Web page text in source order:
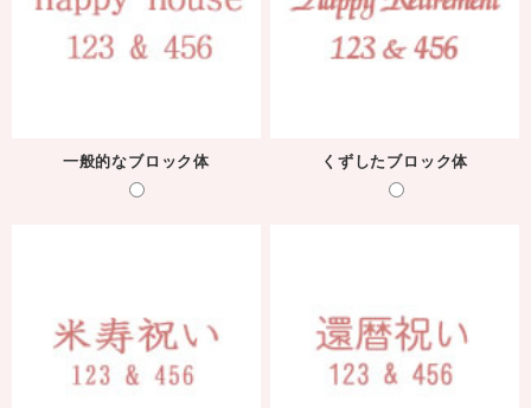
一般的なブロック体 くずしたブロック体